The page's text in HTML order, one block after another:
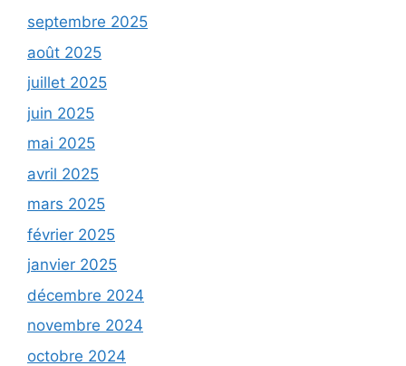
septembre 2025
août 2025
juillet 2025
juin 2025
mai 2025
avril 2025
mars 2025
février 2025
janvier 2025
décembre 2024
novembre 2024
octobre 2024